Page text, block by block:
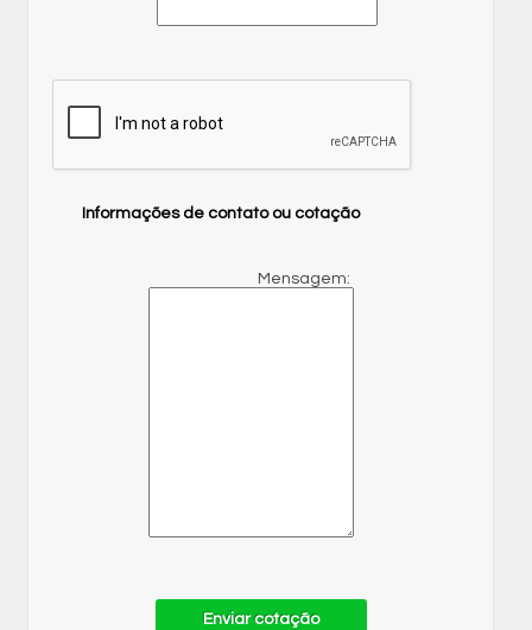
Informações de contato ou cotação
Mensagem:
Enviar cotação